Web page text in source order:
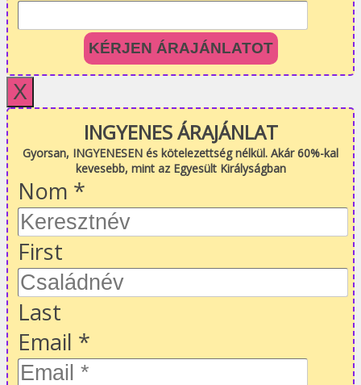
KÉRJEN ÁRAJÁNLATOT
X
INGYENES ÁRAJÁNLAT
Gyorsan, INGYENESEN és kötelezettség nélkül. Akár 60%-kal
kevesebb, mint az Egyesült Királyságban
Nom *
First
Last
Email *